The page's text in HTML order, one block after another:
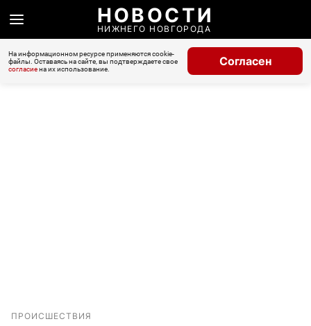
НОВОСТИ
НИЖНЕГО НОВГОРОДА
На информационном ресурсе применяются cookie-
файлы. Оставаясь на сайте, вы подтверждаете свое
согласиена их использование.
Согласен
ПРОИСШЕСТВИЯ